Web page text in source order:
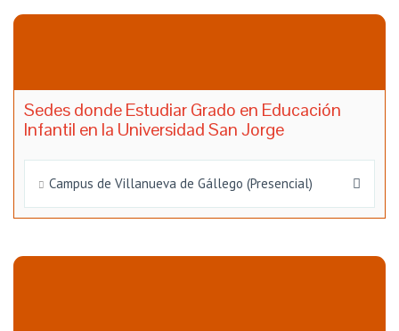
Sedes donde Estudiar Grado en Educación
Infantil en la Universidad San Jorge
Campus de Villanueva de Gállego (Presencial)